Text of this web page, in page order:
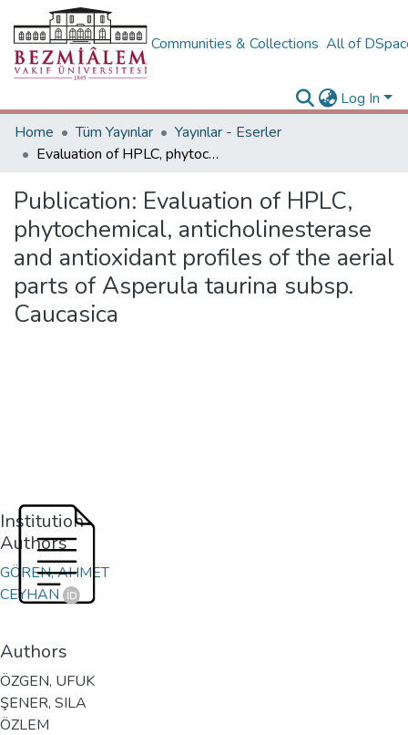
Communities & Collections All of
Log In
Home
Tüm Yayınlar
Yayınlar - Eserler
Evaluation of HPLC, phytochemical, anticholinesterase and antioxidant profiles of the aerial parts of Asperula taurina subsp. Caucasica
Publication: Evaluation of HPLC,
phytochemical, anticholinesterase
and antioxidant profiles of the aerial
parts of Asperula taurina subsp.
Caucasica
Institution
Authors
GÖREN, AHMET
CEYHAN
Authors
ÖZGEN, UFUK
ŞENER, SILA
ÖZLEM